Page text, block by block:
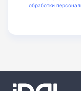
обработки